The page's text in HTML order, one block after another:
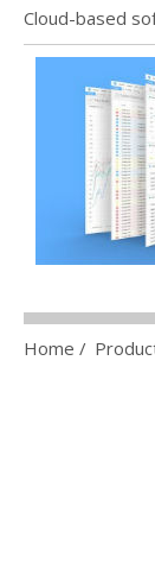
Cloud-based
Home /